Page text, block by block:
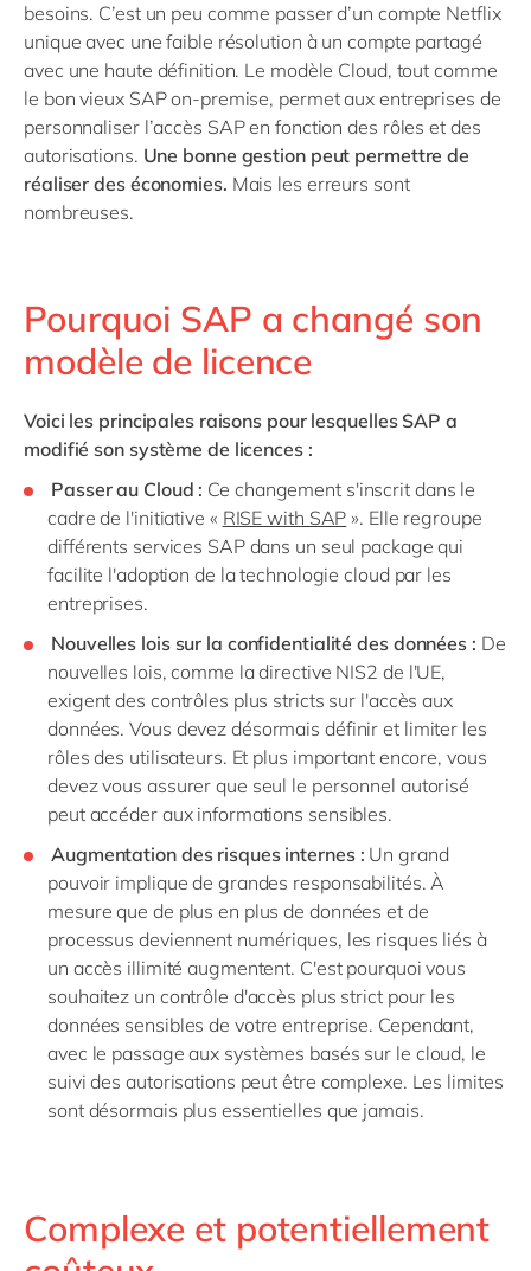
besoins. C’est un peu comme passer d’un compte Netflix
unique avec une faible résolution à un compte partagé
avec une haute définition. Le modèle Cloud, tout comme
le bon vieux SAP on-premise, permet aux entreprises de
personnaliser l’accès SAP en fonction des rôles et des
autorisations. Une bonne gestion peut permettre de
réaliser des économies. Mais les erreurs sont
nombreuses.
Pourquoi SAP a changé son
modèle de licence
Voici les principales raisons pour lesquelles SAP a
modifié son système de licences :
Passer au Cloud : Ce changement s'inscrit dans le
cadre de l'initiative « RISE with SAP ». Elle regroupe
différents services SAP dans un seul package qui
facilite l'adoption de la technologie cloud par les
entreprises.
Nouvelles lois sur la confidentialité des données : De
nouvelles lois, comme la directive NIS2 de l'UE,
exigent des contrôles plus stricts sur l'accès aux
données. Vous devez désormais définir et limiter les
rôles des utilisateurs. Et plus important encore, vous
devez vous assurer que seul le personnel autorisé
peut accéder aux informations sensibles.
Augmentation des risques internes : Un grand
pouvoir implique de grandes responsabilités. À
mesure que de plus en plus de données et de
processus deviennent numériques, les risques liés à
un accès illimité augmentent. C'est pourquoi vous
souhaitez un contrôle d'accès plus strict pour les
données sensibles de votre entreprise. Cependant,
avec le passage aux systèmes basés sur le cloud, le
suivi des autorisations peut être complexe. Les limites
sont désormais plus essentielles que jamais.
Complexe et potentiellement